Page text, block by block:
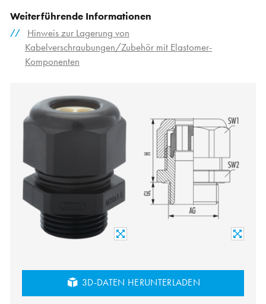
Weiterführende Informationen
Hinweis zur Lagerung von
Kabelverschraubungen/Zubehör mit Elastomer-
Komponenten
3D-DATEN HERUNTERLADEN